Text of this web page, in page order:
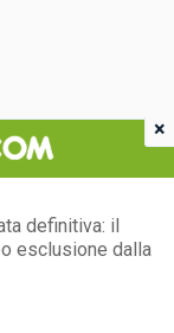
definitiva: il
esclusione dalla
×